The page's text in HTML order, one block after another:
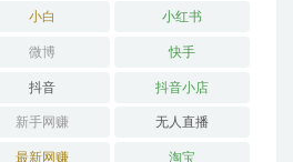
小白 小红书
微博 快手
抖音 抖音小店
新手网赚 无人直播
最新网赚 淘宝